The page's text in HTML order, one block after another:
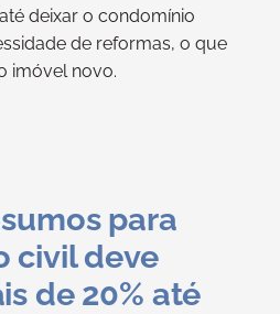
deixar o condomínio
de reformas, o que
imóvel novo.
para
civil deve
de 20% até